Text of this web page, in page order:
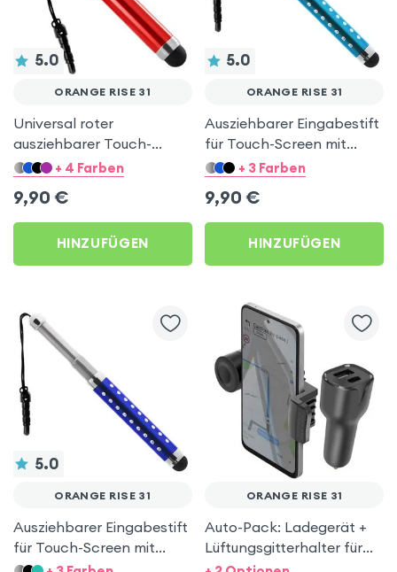
5.0
ORANGE RISE 31
Universal roter
ausziehbarer Touch-
Screen Eingabestift mit
+ 4 Farben
9,90 €
HINZUFÜGEN
5.0
ORANGE RISE 31
Ausziehbarer Eingabestift
für Touch-Screen mit
Stöpsel – Türkisblau für
+ 3 Farben
9,90 €
HINZUFÜGEN
5.0
ORANGE RISE 31
Ausziehbarer Eingabestift
für Touch-Screen mit
Stöpsel – Blau für Orange
ORANGE RISE 31
Auto-Pack: Ladegerät +
Lüftungsgitterhalter für
Orange Rise 31